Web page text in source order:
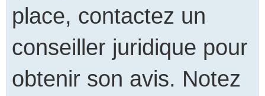
place, contactez un
conseiller juridique pour
obtenir son avis. Notez